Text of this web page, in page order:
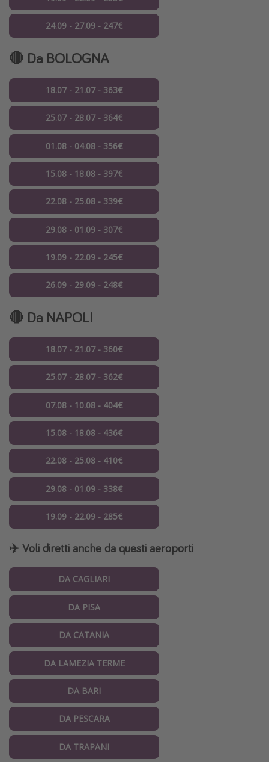
24.09 - 27.09 - 247€
🔴 Da BOLOGNA
18.07 - 21.07 - 363€
25.07 - 28.07 - 364€
01.08 - 04.08 - 356€
15.08 - 18.08 - 397€
22.08 - 25.08 - 339€
29.08 - 01.09 - 307€
19.09 - 22.09 - 245€
26.09 - 29.09 - 248€
🔴 Da NAPOLI
18.07 - 21.07 - 360€
25.07 - 28.07 - 362€
07.08 - 10.08 - 404€
15.08 - 18.08 - 436€
22.08 - 25.08 - 410€
29.08 - 01.09 - 338€
19.09 - 22.09 - 285€
✈️ Voli diretti anche da questi aeroporti
DA CAGLIARI
DA PISA
DA CATANIA
DA LAMEZIA TERME
DA BARI
DA PESCARA
DA TRAPANI